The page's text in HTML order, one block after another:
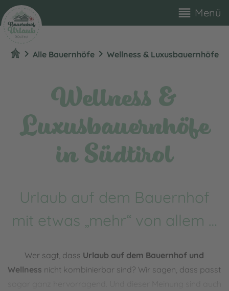
reorder Menü
chevron_right Alle Bauernhöfechevron_right Wellness & Luxusbauernhöfe
Wellness &
Luxusbauernhöfe
in Südtirol
Urlaub auf dem Bauernhof
mit etwas „mehr“ von allem …
Wer sagt, dass Urlaub auf dem Bauernhof und
Wellness nicht kombinierbar sind? Wir sagen, dass passt